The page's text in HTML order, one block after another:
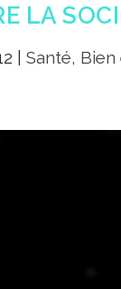
LA
Santé, Bien